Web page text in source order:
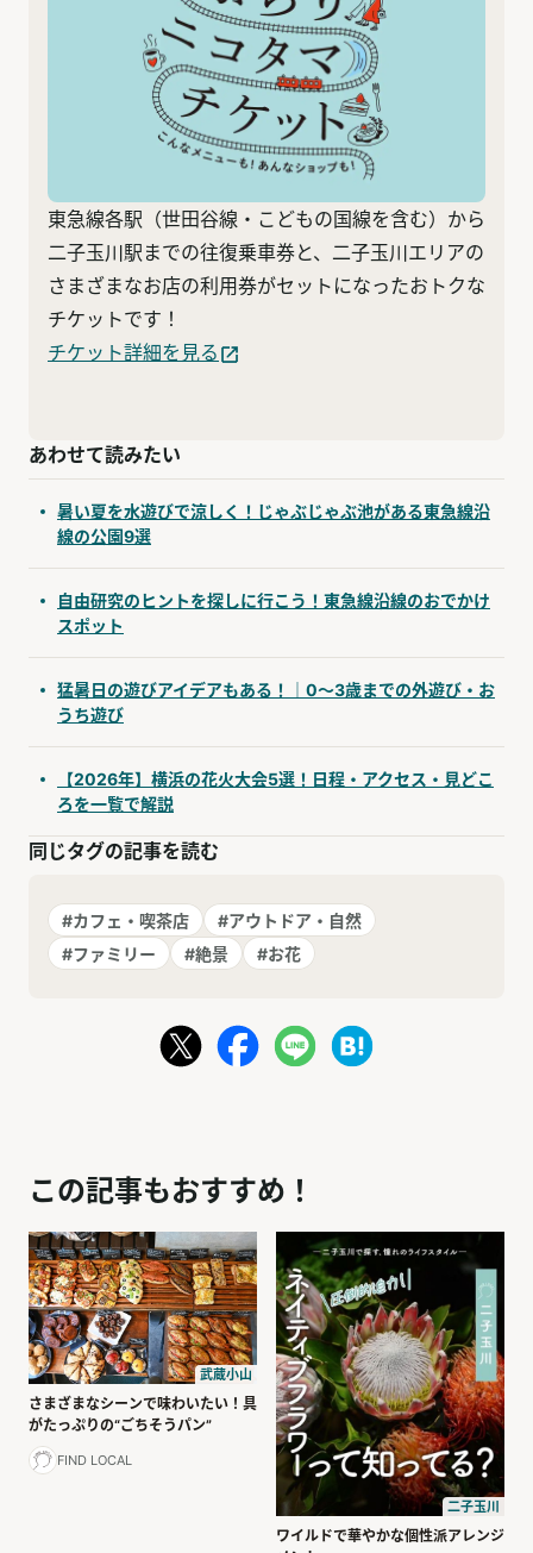
東急線各駅（世田谷線・こどもの国線を含む）から
二子玉川駅までの往復乗車券と、二子玉川エリアの
さまざまなお店の利用券がセットになったおトクな
チケットです！
チケット詳細を見る
あわせて読みたい
暑い夏を水遊びで涼しく！じゃぶじゃぶ池がある東急線沿
線の公園9選
自由研究のヒントを探しに行こう！東急線沿線のおでかけ
スポット
猛暑日の遊びアイデアもある！｜0〜3歳までの外遊び・お
うち遊び
【2026年】横浜の花火大会5選！日程・アクセス・見どこ
ろを一覧で解説
同じタグの記事を読む
#カフェ・喫茶店
#アウトドア・自然
#ファミリー
#絶景 #お花
この記事もおすすめ！
武蔵小山
さまざまなシーンで味わいたい！具
がたっぷりの“ごちそうパン”
FIND LOCAL
二子玉川
ワイルドで華やかな個性派アレンジ